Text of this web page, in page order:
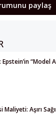
paylaş
“Model
Aşırı